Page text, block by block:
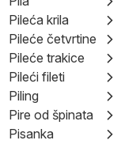
Pileća krila
Pileće četvrtine
Pileće trakice
Pileći fileti
Piling
Pire od špinata
Pisanka